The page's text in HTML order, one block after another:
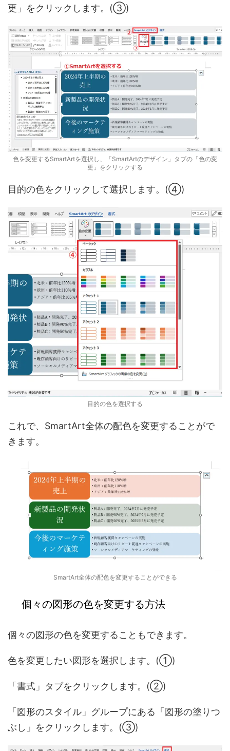
更」をクリックします。(③)
色を変更するSmartArtを選択し、「SmartArtのデザイン」タブの「色の変
更」をクリックする
目的の色をクリックして選択します。(④)
目的の色を選択する
これで、SmartArt全体の配色を変更することがで
きます。
SmartArt全体の配色を変更することができる
個々の図形の色を変更する方法
個々の図形の色を変更することもできます。
色を変更したい図形を選択します。(①)
「書式」タブをクリックします。(②)
「図形のスタイル」グループにある「図形の塗りつ
ぶし」をクリックします。(③)